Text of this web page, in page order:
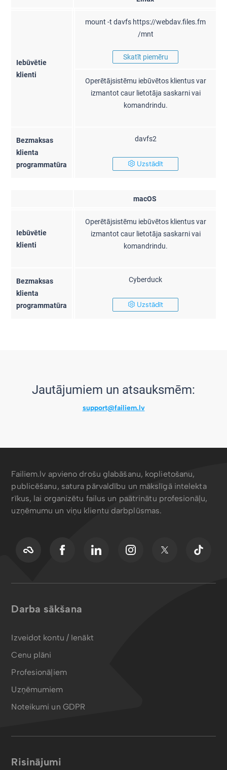
Iebūvētie
klienti
mount -t davfs https://webdav.files.fm
/mnt
Skatīt piemēru
Operētājsistēmu iebūvētos klientus var
izmantot caur lietotāja saskarni vai
komandrindu.
Bezmaksas
klienta
programmatūra
davfs2
Uzstādīt
macOS
Iebūvētie
klienti
Operētājsistēmu iebūvētos klientus var
izmantot caur lietotāja saskarni vai
komandrindu.
Bezmaksas
klienta
programmatūra
Cyberduck
Uzstādīt
Jautājumiem un atsauksmēm:
support@failiem.lv
Failiem.lv apvieno drošu glabāšanu, koplietošanu,
publicēšanu, satura pārvaldību un mākslīgā intelekta
rīkus, lai organizētu failus un paātrinātu profesionāļu,
uzņēmumu un viņu klientu darbplūsmas.
Darba sākšana
Izveidot kontu / Ienākt
Cenu plāni
Profesionāļiem
Uzņēmumiem
Noteikumi un GDPR
Risinājumi